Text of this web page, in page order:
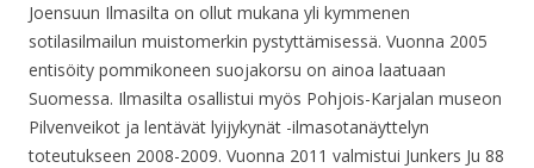
Joensuun Ilmasilta on ollut mukana yli kymmenen
sotilasilmailun muistomerkin pystyttämisessä. Vuonna 2005
entisöity pommikoneen suojakorsu on ainoa laatuaan
Suomessa. Ilmasilta osallistui myös Pohjois-Karjalan museon
Pilvenveikot ja lentävät lyijykynät -ilmasotanäyttelyn
toteutukseen 2008-2009. Vuonna 2011 valmistui Junkers Ju 88